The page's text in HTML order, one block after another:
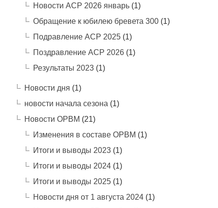
Новости АСР 2026 январь(1)
Обращение к юбилею бревета 300(1)
Подравление АСР 2025(1)
Поздравление АСР 2026(1)
Результаты 2023(1)
Новости дня (1)
новости начала сезона(1)
Новости ОРВМ (21)
Изменения в составе ОРВМ (1)
Итоги и выводы 2023(1)
Итоги и выводы 2024(1)
Итоги и выводы 2025(1)
Новости дня от 1 августа 2024(1)